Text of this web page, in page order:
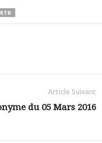
RTB
Article Suivant
du 05 Mars 2016